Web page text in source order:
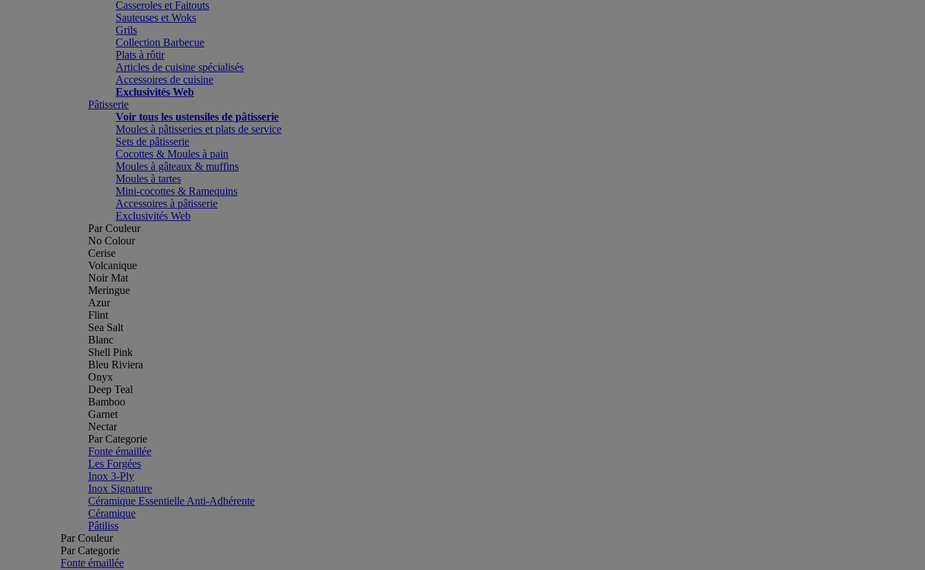
Casseroles et Faitouts
Sauteuses et Woks
Grils
Collection Barbecue
Plats à rôtir
Articles de cuisine spécialisés
Accessoires de cuisine
Exclusivités Web
Pâtisserie
Voir tous les ustensiles de pâtisserie
Moules à pâtisseries et plats de service
Sets de pâtisserie
Cocottes & Moules à pain
Moules à gâteaux & muffins
Moules à tartes
Mini-cocottes & Ramequins
Accessoires à pâtisserie
Exclusivités Web
Par Couleur
No Colour
Cerise
Volcanique
Noir Mat
Meringue
Azur
Flint
Sea Salt
Blanc
Shell Pink
Bleu Riviera
Onyx
Deep Teal
Bamboo
Garnet
Nectar
Par Categorie
Fonte émaillée
Les Forgées
Inox 3-Ply
Inox Signature
Céramique Essentielle Anti-Adhérente
Céramique
Pâtiliss
Par Couleur
Par Categorie
Fonte émaillée